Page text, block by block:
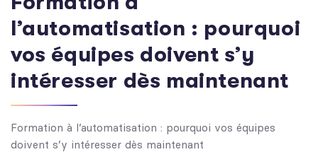
l’automatisation : pourquoi
vos équipes doivent s’y
intéresser dès maintenant
Formation à l’automatisation : pourquoi vos équipes
doivent s’y intéresser dès maintenant